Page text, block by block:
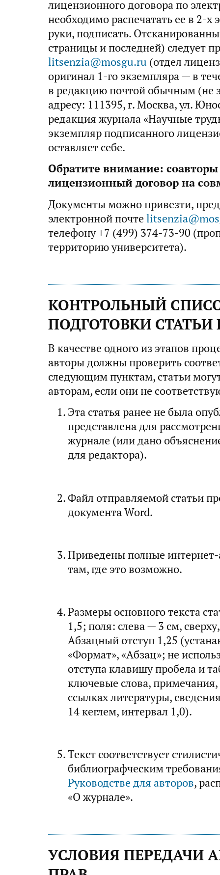
лицензионного договора по
необходимо распечатать ее в 2-х
руки, подписать.
страницы и последней) следует
litsenzia@mosgu.ru (отдел
оригинал 1-го экземпляра — в
в редакцию почтой обычным (не
адресу: 111395, г. Москва, ул.
редакция журнала «Научные
экземпляр подписанного
оставляет себе.
Обратите внимание:
лицензионный договор на
Документы можно привезти,
электронной почте
телефону +7 (499) 374-73-90
территорию университета).
КОНТРОЛЬНЫЙ
ПОДГОТОВКИ СТАТЬИ
В качестве одного из этапов
авторы должны проверить
следующим пунктам, статьи
авторам, если они не
Эта статья ранее не была
представлена для
журнале (или дано
для редактора).
Файл отправляемой статьи
документа Word.
Приведены полные интернет-
там, где это возможно.
Размеры основного текста
1,5; поля: слева — 3 см,
Абзацный отступ 1,25
«Формат», «Абзац»; не
отступа клавишу пробела и
ключевые слова, примечания,
ссылках литературы,
14 кеглем, интервал 1,0).
Текст соответствует
библиографческим
Руководстве для авторов,
«О журнале».
УСЛОВИЯ ПЕРЕДАЧИ